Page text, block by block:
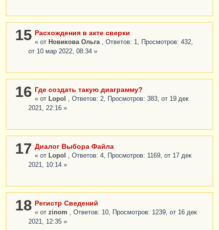
15 Расхождения в акте сверки
« от Новикова Ольга
, Ответов: 1, Просмотров: 432,
от 10 мар 2022, 08:34 »
16 Где создать такую диаграмму?
« от Lopol
, Ответов: 2, Просмотров: 383, от 19 дек
2021, 22:16 »
17 Диалог Выбора Файла
« от Lopol
, Ответов: 4, Просмотров: 1169, от 17 дек
2021, 10:14 »
18 Регистр Сведений
« от zinom
, Ответов: 10, Просмотров: 1239, от 16 дек
2021, 12:35 »